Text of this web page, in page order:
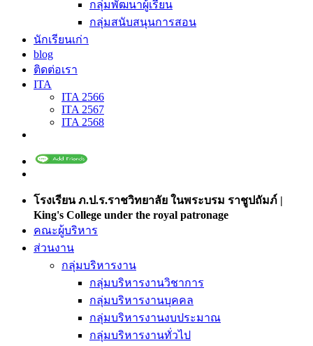
กลุ่มพัฒนาผู้เรียน
กลุ่มสนับสนุนการสอน
นักเรียนเก่า
blog
ติดต่อเรา
ITA
ITA 2566
ITA 2567
ITA 2568
โรงเรียน ภ.ป.ร.ราชวิทยาลัย ในพระบรม ราชูปถัมภ์ |
King's College under the royal patronage
คณะผู้บริหาร
ส่วนงาน
กลุ่มบริหารงาน
กลุ่มบริหารงานวิชาการ
กลุ่มบริหารงานบุคคล
กลุ่มบริหารงานงบประมาณ
กลุ่มบริหารงานทั่วไป